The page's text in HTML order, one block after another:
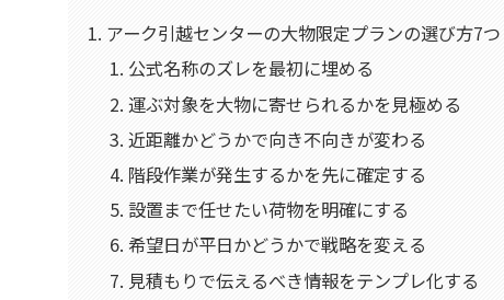
アーク引越センターの大物限定プランの選び方7つ
公式名称のズレを最初に埋める
運ぶ対象を大物に寄せられるかを見極める
近距離かどうかで向き不向きが変わる
階段作業が発生するかを先に確定する
設置まで任せたい荷物を明確にする
希望日が平日かどうかで戦略を変える
見積もりで伝えるべき情報をテンプレ化する